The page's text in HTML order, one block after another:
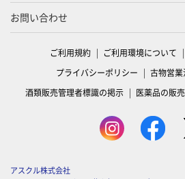
お問い合わせ
ご利用規約 ご利用環境について
プライバシーポリシー
古物営
酒類販売管理者標識の掲示
医薬品の販
アスクル株式会社